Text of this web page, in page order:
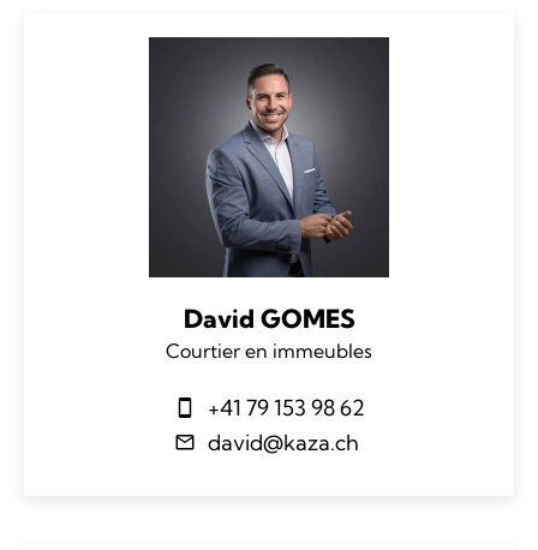
David GOMES
Courtier en immeubles
+41 79 153 98 62
david@kaza.ch